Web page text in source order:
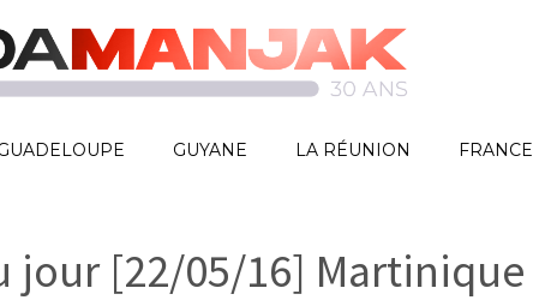
GUYANE LA RÉUNION FRANCE
jour [22/05/16] Martinique